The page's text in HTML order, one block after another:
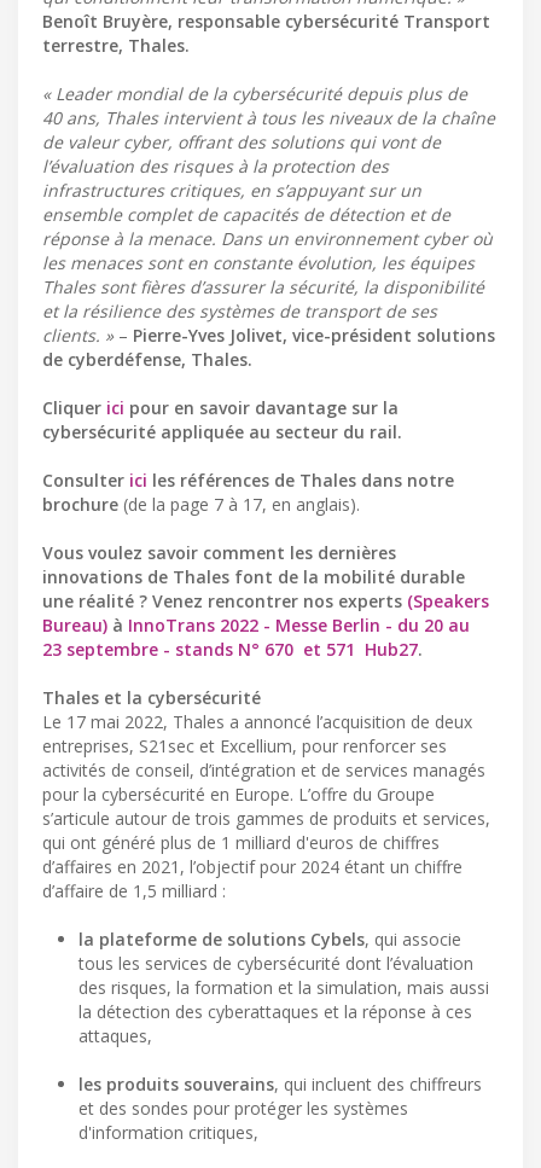
Benoît Bruyère, responsable cybersécurité Transport
terrestre, Thales.
« Leader mondial de la cybersécurité depuis plus de
40 ans, Thales intervient à tous les niveaux de la chaîne
de valeur cyber, offrant des solutions qui vont de
l’évaluation des risques à la protection des
infrastructures critiques, en s’appuyant sur un
ensemble complet de capacités de détection et de
réponse à la menace. Dans un environnement cyber où
les menaces sont en constante évolution, les équipes
Thales sont fières d’assurer la sécurité, la disponibilité
et la résilience des systèmes de transport de ses
clients. »– Pierre-Yves Jolivet, vice-président solutions
de cyberdéfense, Thales.
Cliquer ici pour en savoir davantage sur la
cybersécurité appliquée au secteur du rail.
Consulter ici les références de Thales dans notre
brochure (de la page 7 à 17, en anglais).
Vous voulez savoir comment les dernières
innovations de Thales font de la mobilité durable
une réalité ? Venez rencontrer nos experts (Speakers
Bureau) à InnoTrans 2022 - Messe Berlin - du 20 au
23 septembre - stands N° 670 ​ et 571 ​ Hub27.
Thales et la cybersécurité
Le 17 mai 2022, Thales a annoncé l’acquisition de deux
entreprises, S21sec et Excellium, pour renforcer ses
activités de conseil, d’intégration et de services managés
pour la cybersécurité en Europe. L’offre du Groupe
s’articule autour de trois gammes de produits et services,
qui ont généré plus de 1 milliard d'euros de chiffres
d’affaires en 2021, l’objectif pour 2024 étant un chiffre
d’affaire de 1,5 milliard :
la plateforme de solutions Cybels, qui associe
tous les services de cybersécurité dont l’évaluation
des risques, la formation et la simulation, mais aussi
la détection des cyberattaques et la réponse à ces
attaques,
les produits souverains, qui incluent des chiffreurs
et des sondes pour protéger les systèmes
d'information critiques,